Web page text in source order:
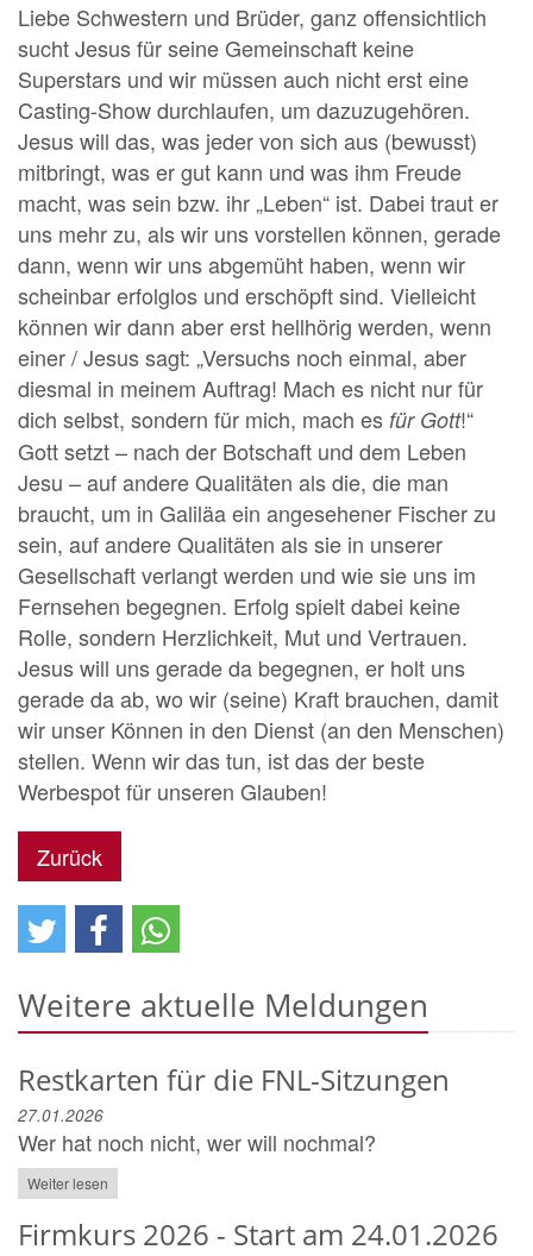
Liebe Schwestern und Brüder, ganz offensichtlich
sucht Jesus für seine Gemeinschaft keine
Superstars und wir müssen auch nicht erst eine
Casting-Show durchlaufen, um dazuzugehören.
Jesus will das, was jeder von sich aus (bewusst)
mitbringt, was er gut kann und was ihm Freude
macht, was sein bzw. ihr „Leben“ ist. Dabei traut er
uns mehr zu, als wir uns vorstellen können, gerade
dann, wenn wir uns abgemüht haben, wenn wir
scheinbar erfolglos und erschöpft sind. Vielleicht
können wir dann aber erst hellhörig werden, wenn
einer / Jesus sagt: „Versuchs noch einmal, aber
diesmal in meinem Auftrag! Mach es nicht nur für
dich selbst, sondern für mich, mach es für Gott!“
Gott setzt – nach der Botschaft und dem Leben
Jesu – auf andere Qualitäten als die, die man
braucht, um in Galiläa ein angesehener Fischer zu
sein, auf andere Qualitäten als sie in unserer
Gesellschaft verlangt werden und wie sie uns im
Fernsehen begegnen. Erfolg spielt dabei keine
Rolle, sondern Herzlichkeit, Mut und Vertrauen.
Jesus will uns gerade da begegnen, er holt uns
gerade da ab, wo wir (seine) Kraft brauchen, damit
wir unser Können in den Dienst (an den Menschen)
stellen. Wenn wir das tun, ist das der beste
Werbespot für unseren Glauben!
Zurück
Weitere aktuelle Meldungen
Restkarten für die FNL-Sitzungen
27.01.2026
Wer hat noch nicht, wer will nochmal?
Weiter lesen
Firmkurs 2026 - Start am 24.01.2026